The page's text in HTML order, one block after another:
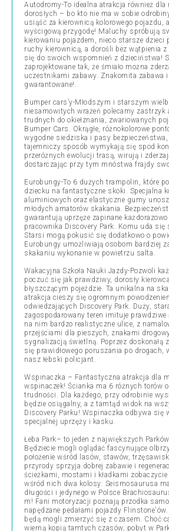
Autodromy-To idealna atrakcja również dla
dorosłych – bo kto nie ma w sobie
usiąść za kierownicą kolorowego pojazdu,
wyścigową przygodę! Maluchy spróbują
kierowaniu pojazdem, nieco starsze dzieci
ruchy kierownicą, a dorośli bez wątpienia
się do swoich wspomnień z dzieciństwa!
zaprojektowane tak, że śmiało można
uczestnikami zabawy. Znakomita zabawa
gwarantowane!.
Bumper cars’y-Młodszym i starszym
niesamowitych wrażeń polecamy zastrzyk
trudnych do okiełznania, zwariowanych
Bumper Cars. Okrągłe, różnokolorowe
wygodne siedziska i pasy
tajemniczy sposób wymykają się spod
przeróżnych ewolucji trasą, wirują i
dostarczając przy tym mnóstwa frajdy
Eurobungy-To 6 dużych trampolin, które
dziecku na fantastyczne skoki. Specjalna
aluminiowych oraz elastyczne gumy
młodych amatorów skakania.
gwarantują uprzęże zapinane
pracownika Discovery Park. Komu uda się
Starsi mogą pokusić się dodatkowo o
Eurobungy umożliwiają osobom bardziej
skakaniu wykonanie w powietrzu salta.
Wakacyjna Szkoła Nauki Jazdy-Pozwoli
poczuć się jak prawdziwy, dorosły
błyszczącym pojeździe. Ta unikalna na
atrakcja cieszy się ogromnym
odwiedzających Discovery Park. Duży,
zagospodarowany teren imituje
na nim bardzo realistyczne ulice, z
przejściami dla pieszych, znakami
sygnalizacją świetlną. Poprzez doskonałą
się prawidłowego poruszania po drogach,
nasz łebski policjant.
Wspinaczka – Fantastyczna atrakcja dla
wspinaczek! Ścianka ma 6 różnych torów
trudności. Dla każdego, przy odrobinie
będzie osiągalny, a z tamtąd widok na
Discovery Parku! Wspinaczka odbywa się
specjalnej uprzęży i kasku.
Łeba Park– to jeden z największych
Będziecie mogli oglądać fascynujące
położenie wśród lasów, stawów,
przyrody sprzyja dobrej zabawie i
ścieżkami, mostami i kładkami zobaczycie
wśród nich dwa kolosy: Seismosaurusa
długości i jedynego w Polsce
m! Fani motoryzacji poznają przodka
napędzane pedałami pojazdy
będą mogli zmierzyć się z czasem. Choć
wierną kopią tamtych czasów, pobyt w